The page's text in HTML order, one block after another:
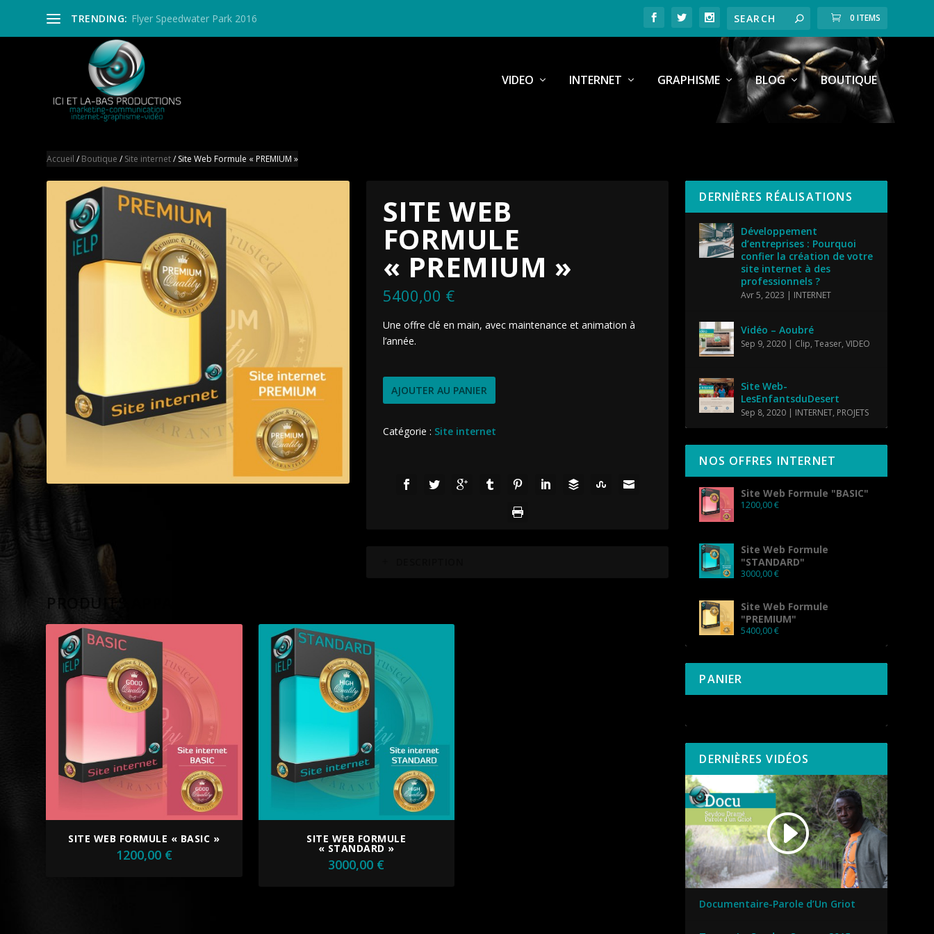
TRENDING: Flyer Speedwater Park 2016 0 ITEMS
VIDEO INTERNET GRAPHISME BLOG BOUTIQUE
Accueil / Boutique / Site internet/ Site Web Formule « PREMIUM »
SITE WEB
FORMULE
« PREMIUM »
5400,00 €
Une offre clé en main, avec maintenance et animation à
l’année.
AJOUTER AU PANIER
Catégorie : Site internet
PRODUITS APPARENTÉS
SITE WEB FORMULE « BASIC »
1200,00 €
SITE WEB FORMULE
« STANDARD »
3000,00 €
DERNIÈRES RÉALISATIONS
Développement
d’entreprises : Pourquoi
confier la création de votre
site internet à des
professionnels ?
Avr 5, 2023 | INTERNET
Vidéo – Aoubré
Sep 9, 2020 | Clip,Teaser,VIDEO
Site Web-
LesEnfantsduDesert
Sep 8, 2020 | INTERNET, PROJETS
NOS OFFRES INTERNET
Site Web Formule "BASIC"
1200,00€
Site Web Formule
"STANDARD"
3000,00€
Site Web Formule
"PREMIUM"
5400,00€
PANIER
DERNIÈRES VIDÉOS
Documentaire-Parole d’Un Griot